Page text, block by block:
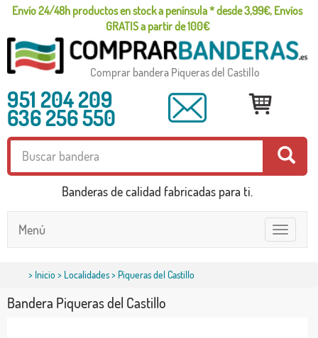
Envío 24/48h productos en stock a península * desde 3,99€, Envíos
GRATIS a partir de 100€
Comprar bandera Piqueras del Castillo
951 204 209
636 256 550
Banderas de calidad fabricadas para ti.
Toggle
navigation
Menú
> Inicio> Localidades> Piqueras del Castillo
Bandera Piqueras del Castillo